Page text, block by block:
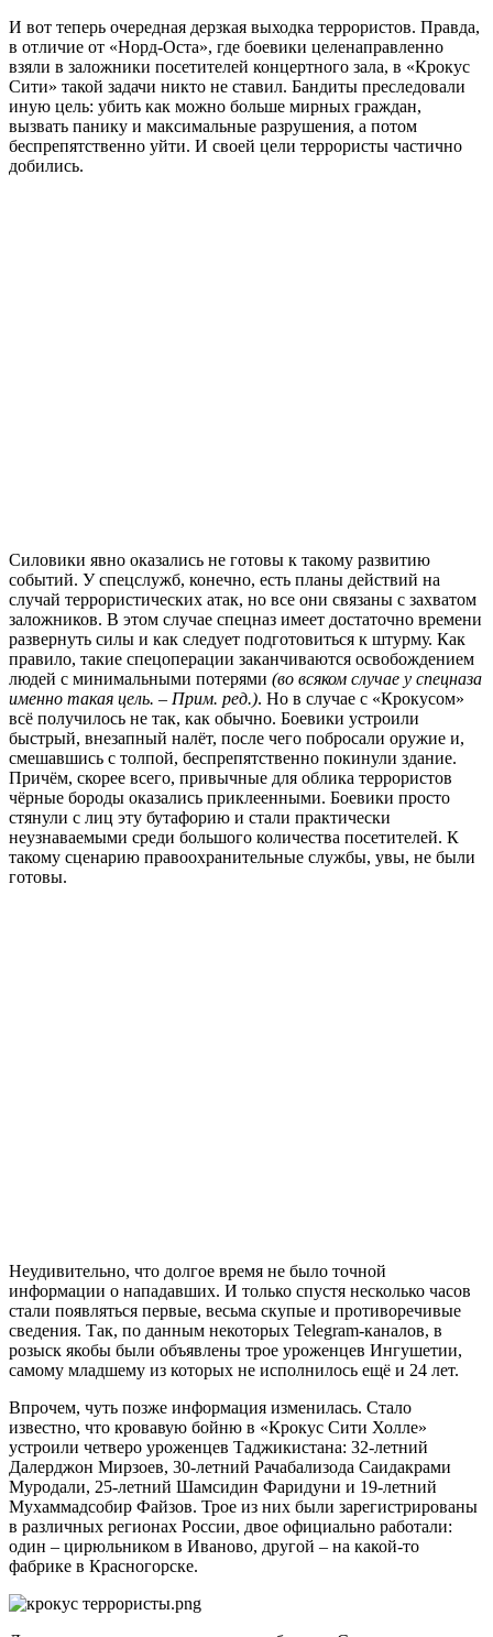
И вот теперь очередная дерзкая выходка террористов. Правда,
в отличие от «Норд-Оста», где боевики целенаправленно
взяли в заложники посетителей концертного зала, в «Крокус
Сити» такой задачи никто не ставил. Бандиты преследовали
иную цель: убить как можно больше мирных граждан,
вызвать панику и максимальные разрушения, а потом
беспрепятственно уйти. И своей цели террористы частично
добились.
Силовики явно оказались не готовы к такому развитию
событий. У спецслужб, конечно, есть планы действий на
случай террористических атак, но все они связаны с захватом
заложников. В этом случае спецназ имеет достаточно времени
развернуть силы и как следует подготовиться к штурму. Как
правило, такие спецоперации заканчиваются освобождением
людей с минимальными потерями (во всяком случае у спецназа
именно такая цель. – Прим. ред.). Но в случае с «Крокусом»
всё получилось не так, как обычно. Боевики устроили
быстрый, внезапный налёт, после чего побросали оружие и,
смешавшись с толпой, беспрепятственно покинули здание.
Причём, скорее всего, привычные для облика террористов
чёрные бороды оказались приклеенными. Боевики просто
стянули с лиц эту бутафорию и стали практически
неузнаваемыми среди большого количества посетителей. К
такому сценарию правоохранительные службы, увы, не были
готовы.
Неудивительно, что долгое время не было точной
информации о нападавших. И только спустя несколько часов
стали появляться первые, весьма скупые и противоречивые
сведения. Так, по данным некоторых Telegram-каналов, в
розыск якобы были объявлены трое уроженцев Ингушетии,
самому младшему из которых не исполнилось ещё и 24 лет.
Впрочем, чуть позже информация изменилась. Стало
известно, что кровавую бойню в «Крокус Сити Холле»
устроили четверо уроженцев Таджикистана: 32-летний
Далерджон Мирзоев, 30-летний Рачабализода Саидакрами
Муродали, 25-летний Шамсидин Фаридуни и 19-летний
Мухаммадсобир Файзов. Трое из них были зарегистрированы
в различных регионах России, двое официально работали:
один – цирюльником в Иваново, другой – на какой-то
фабрике в Красногорске.